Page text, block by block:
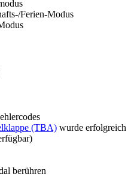
Ferien-Modus
(TBA) wurde erfolgreich
berühren